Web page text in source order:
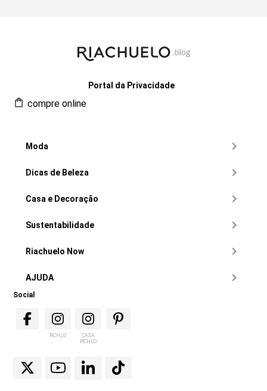
Portal da Privacidade
compre online
Moda
Dicas de Beleza
Casa e Decoração
Sustentabilidade
Riachuelo Now
AJUDA
Social
RCHLO
CASA
RCHLO